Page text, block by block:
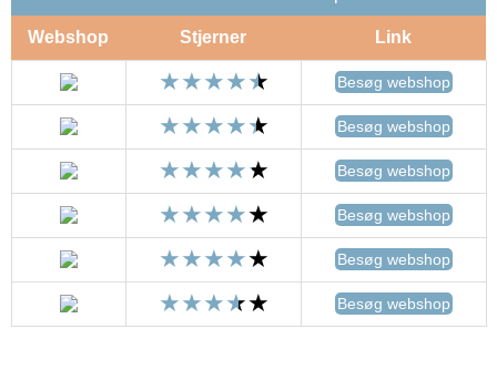
Webshop Stjerner Link
Besøg webshop
Besøg webshop
Besøg webshop
Besøg webshop
Besøg webshop
Besøg webshop